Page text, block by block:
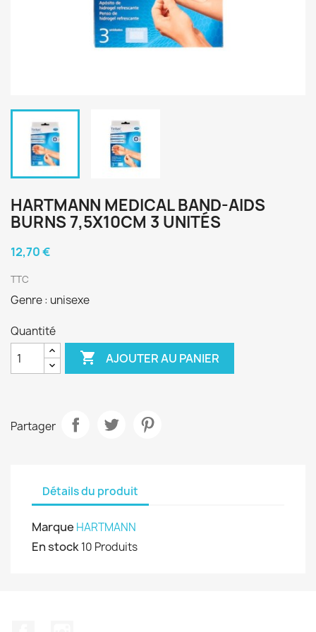
HARTMANN MEDICAL BAND-AIDS
BURNS 7,5X10CM 3 UNITÉS
12,70 €
TTC
Genre : unisexe
Quantité
 AJOUTER AU PANIER
Partager
Détails du produit
Marque HARTMANN
En stock10 Produits